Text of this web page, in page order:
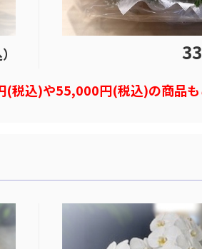
込)や55,000円(税込)の商品も